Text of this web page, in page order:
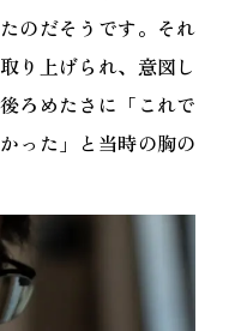
のだそうです。それ
り上げられ、意図し
ろめたさに「これで
った」と当時の胸の